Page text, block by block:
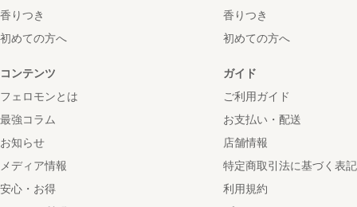
香りつき
初めての方へ
香りつき
初めての方へ
コンテンツ
フェロモンとは
最強コラム
お知らせ
メディア情報
安心・お得
ガイド
ご利用ガイド
お支払い・配送
店舗情報
特定商取引法に基づく表記
利用規約